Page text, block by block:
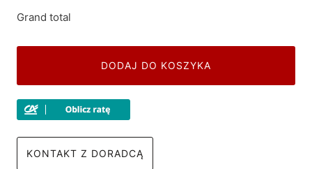
Grand total
DODAJ DO KOSZYKA
KONTAKT Z DORADCĄ